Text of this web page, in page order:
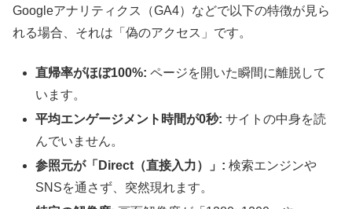
Googleアナリティクス（GA4）などで以下の特徴が見ら
れる場合、それは「偽のアクセス」です。
直帰率がほぼ100%: ページを開いた瞬間に離脱して
います。
平均エンゲージメント時間が0秒: サイトの中身を読
んでいません。
参照元が「Direct（直接入力）」: 検索エンジンや
SNSを通さず、突然現れます。